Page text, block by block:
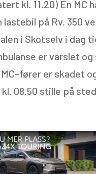
kl. 11.20) En MC
lastebil på Rv. 350
i Skotselv i dag
er varslet
MC-fører er skadet
kl. 08.50 stille på